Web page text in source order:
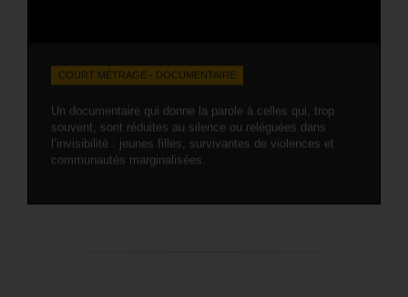
COURT MÉTRAGE - DOCUMENTAIRE
Un documentaire qui donne la parole à celles qui, trop
souvent, sont réduites au silence ou reléguées dans
l’invisibilité : jeunes filles, survivantes de violences et
communautés marginalisées.